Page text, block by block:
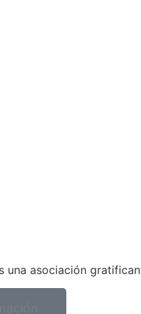
una asociación